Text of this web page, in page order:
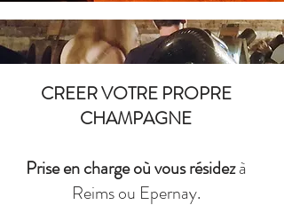
CREER VOTRE PROPRE
CHAMPAGNE​
Prise en charge où vous résidezà
Reims ou Epernay.